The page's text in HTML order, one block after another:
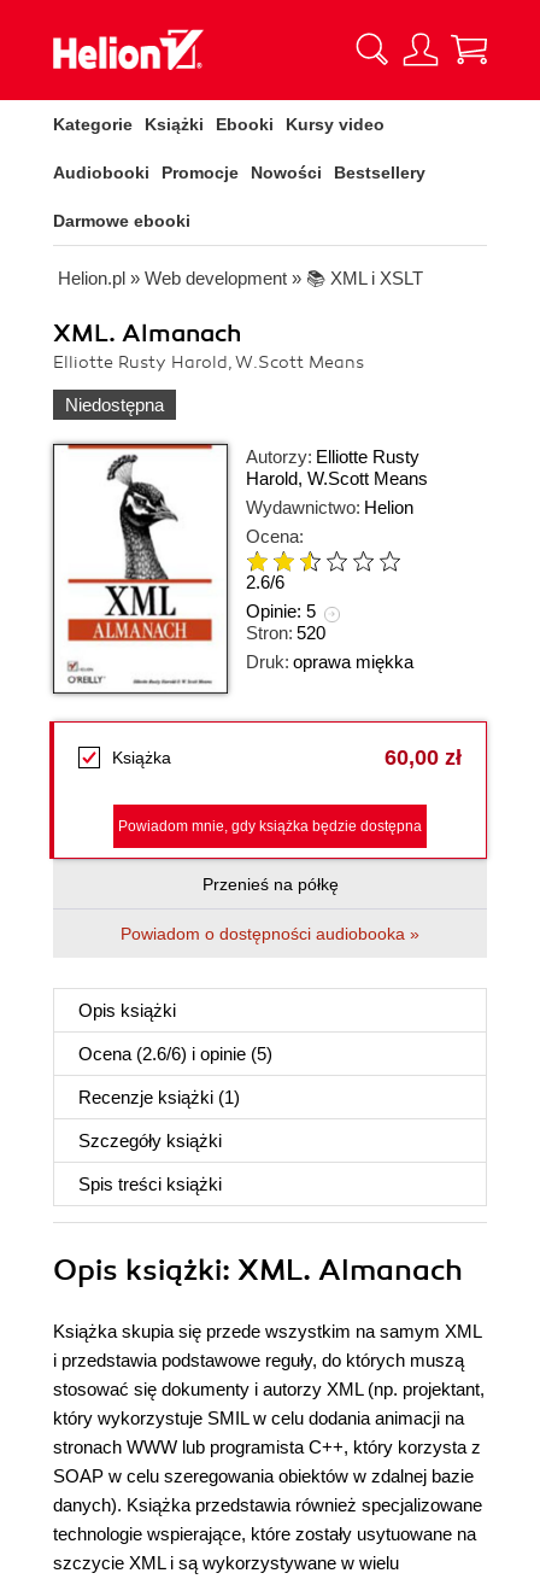
Kategorie Książki Ebooki Kursy video
Audiobooki Promocje Nowości Bestsellery
Darmowe ebooki
Helion.pl » Web development » 📚 XML i XSLT
XML. Almanach
Elliotte Rusty Harold, W.Scott Means
Niedostępna
Autorzy: Elliotte Rusty
Harold, W.Scott Means
Wydawnictwo: Helion
Ocena:
2.6/6
Opinie: 5
Stron: 520
Druk: oprawa miękka
Książka 60,00 zł
Powiadom mnie, gdy książka będzie dostępna
Przenieś na półkę
Powiadom o dostępności audiobooka »
Opis książki
Ocena (2.6/6) i opinie (5)
Recenzje książki (1)
Szczegóły książki
Spis treści książki
Opis książki: XML. Almanach
Książka skupia się przede wszystkim na samym XML
i przedstawia podstawowe reguły, do których muszą
stosować się dokumenty i autorzy XML (np. projektant,
który wykorzystuje SMIL w celu dodania animacji na
stronach WWW lub programista C++, który korzysta z
SOAP w celu szeregowania obiektów w zdalnej bazie
danych). Książka przedstawia również specjalizowane
technologie wspierające, które zostały usytuowane na
szczycie XML i są wykorzystywane w wielu